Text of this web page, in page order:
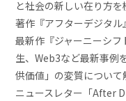
と社会の新しい在り方を
著作『アフターデジタル
最新作『ジャーニーシフ
生、Web3など最新事例
供価値」の変質について
ニュースレター「After